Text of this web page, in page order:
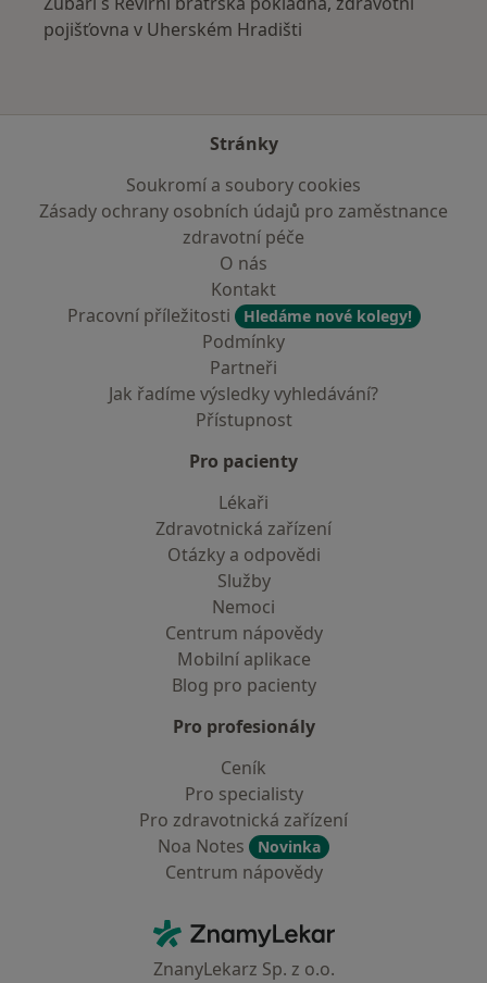
pojišťovna v Uherském Hradišti
Stránky
Soukromí a soubory cookies
Zásady ochrany osobních údajů pro zaměstnance
zdravotní péče
O nás
Kontakt
Pracovní příležitosti
Hledáme nové kolegy!
Podmínky
Partneři
Jak řadíme výsledky vyhledávání?
Přístupnost
Pro pacienty
Lékaři
Zdravotnická zařízení
Otázky a odpovědi
Služby
Nemoci
Centrum nápovědy
Mobilní aplikace
Blog pro pacienty
Pro profesionály
Ceník
Pro specialisty
Pro zdravotnická zařízení
Noa Notes
Novinka
Centrum nápovědy
ZnamyLekar - Hlavní stránka
ZnanyLekarz Sp. z o.o.